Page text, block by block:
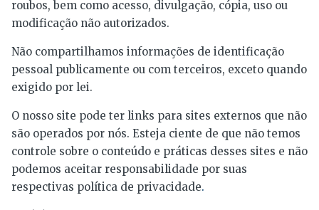
roubos, bem como acesso, divulgação, cópia, uso ou
modificação não autorizados.
Não compartilhamos informações de identificação
pessoal publicamente ou com terceiros, exceto quando
exigido por lei.
O nosso site pode ter links para sites externos que não
são operados por nós. Esteja ciente de que não temos
controle sobre o conteúdo e práticas desses sites e não
podemos aceitar responsabilidade por suas
respectivas política de privacidade.